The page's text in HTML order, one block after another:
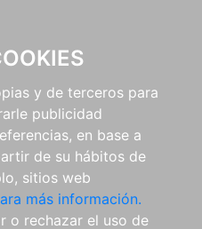
y de terceros para
publicidad
en base a
de su hábitos de
sitios web
más información.
o rechazar el uso de